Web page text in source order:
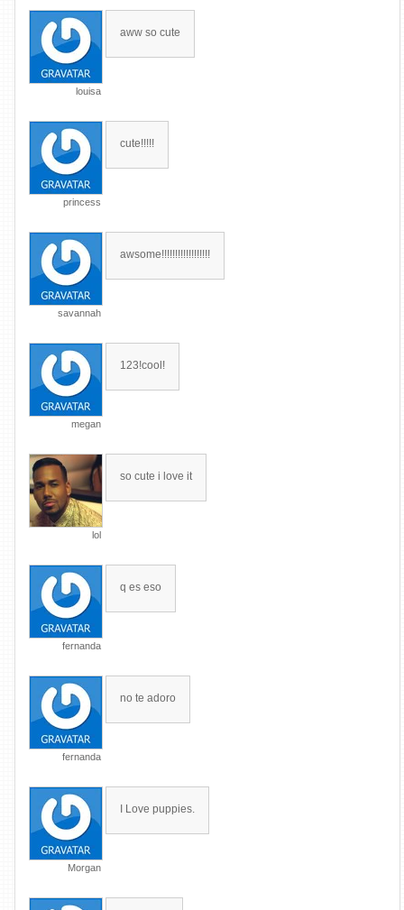
louisa
aww so cute
princess
cute!!!!!
savannah
awsome!!!!!!!!!!!!!!!!!!
megan
123!cool!
lol
so cute i love it
fernanda
q es eso
fernanda
no te adoro
Morgan
I Love puppies.